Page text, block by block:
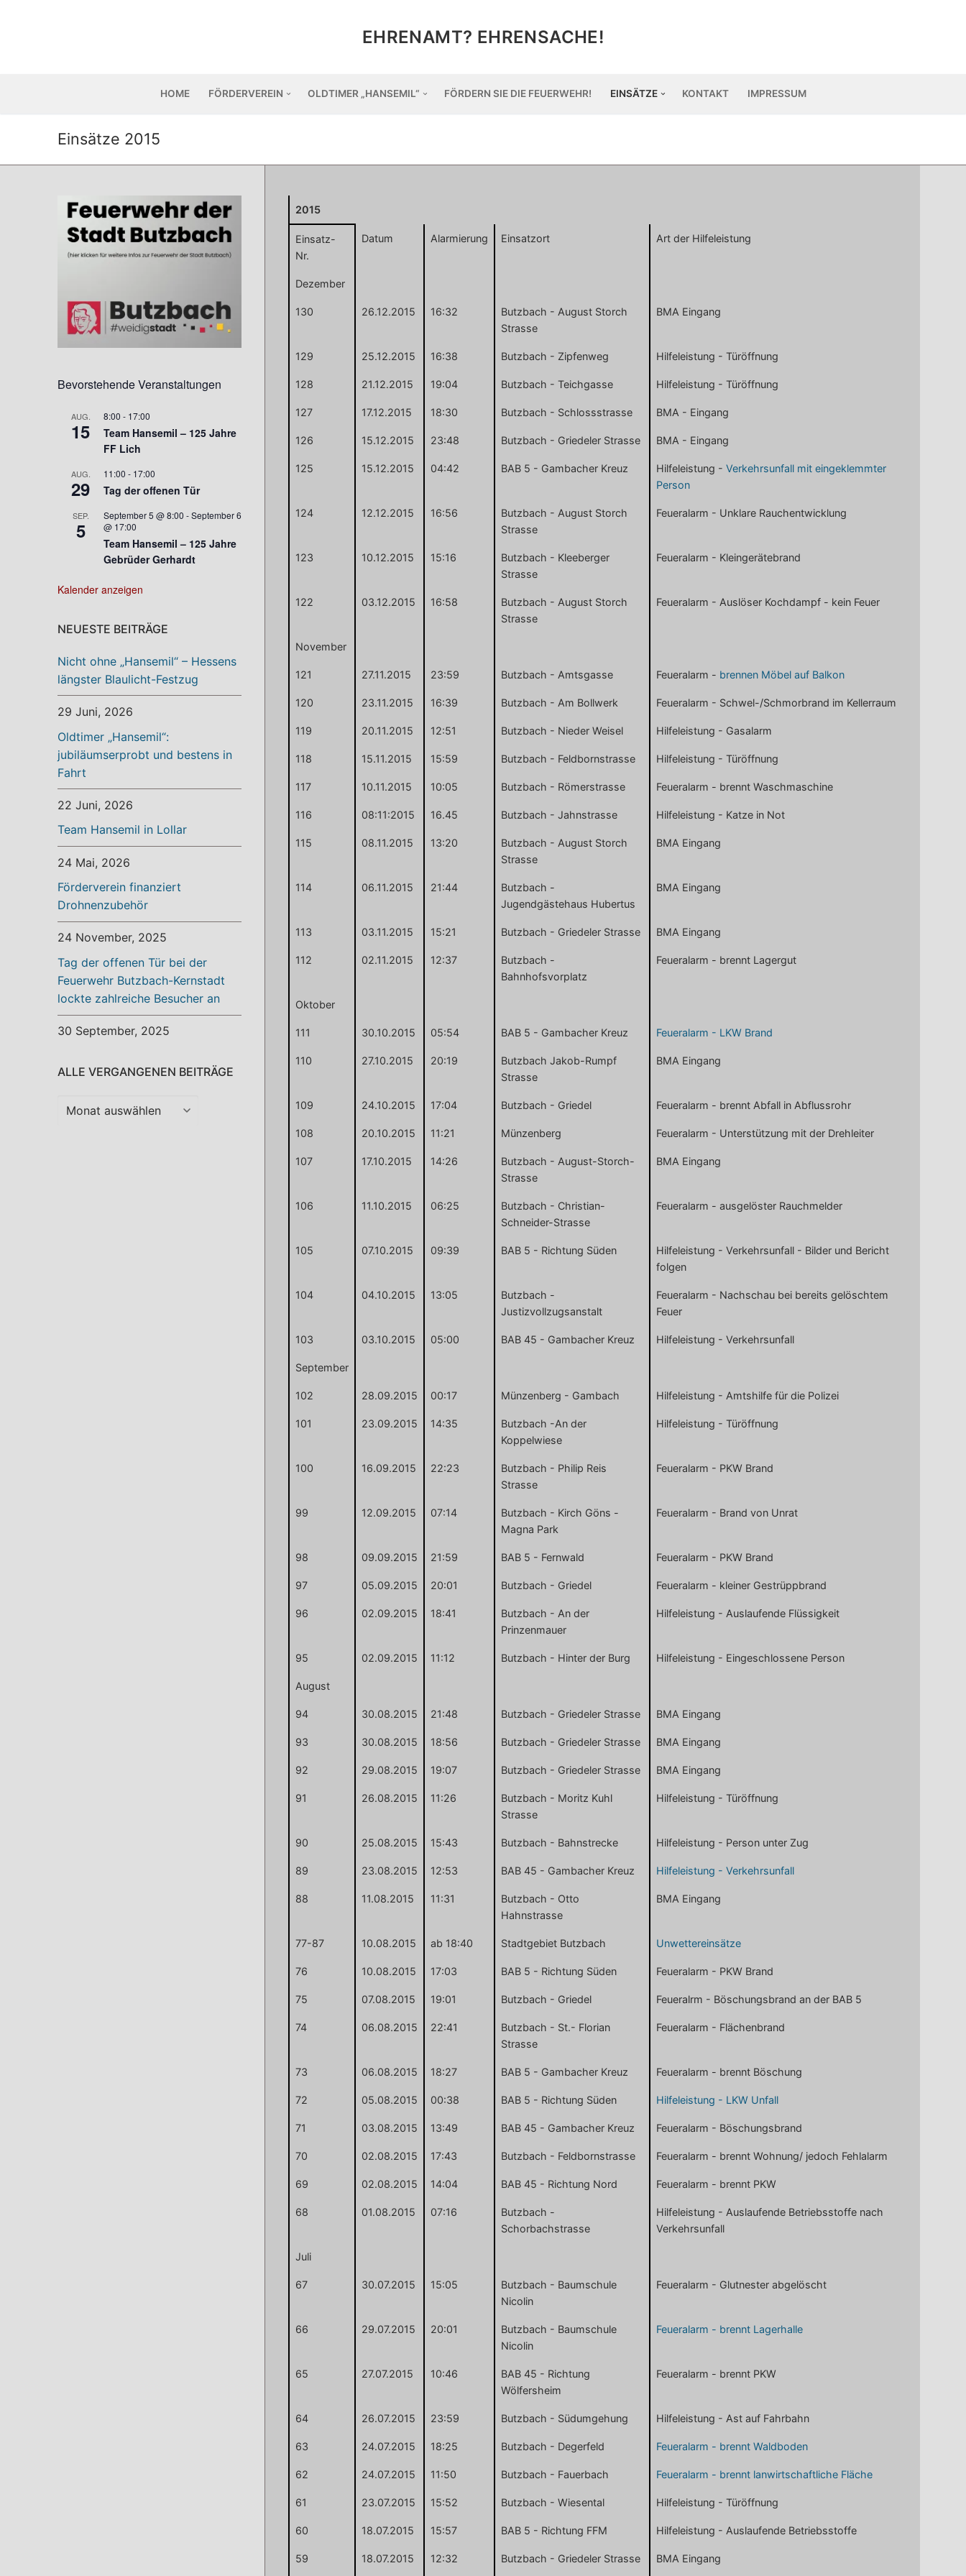
EHRENAMT? EHRENSACHE!
HOME FÖRDERVEREIN OLDTIMER „HANSEMIL“ FÖRDERN SIE DIE FEUERWEHR! EINSÄTZE KONTAKT IMPRESSUM
Einsätze 2015
2015
Einsatz-
Nr.
Datum Alarmierung Einsatzort Art der Hilfeleistung
Dezember
130 26.12.2015 16:32
Butzbach - August Storch
Strasse
BMA Eingang
129 25.12.2015 16:38 Butzbach - Zipfenweg Hilfeleistung - Türöffnung
128 21.12.2015 19:04 Butzbach - Teichgasse Hilfeleistung - Türöffnung
127 17.12.2015 18:30 Butzbach - Schlossstrasse BMA - Eingang
126 15.12.2015 23:48 Butzbach - Griedeler Strasse BMA - Eingang
125 15.12.2015 04:42 BAB 5 - Gambacher Kreuz Hilfeleistung - Verkehrsunfall mit eingeklemmter
Person
124 12.12.2015 16:56
Butzbach - August Storch
Strasse
Feueralarm - Unklare Rauchentwicklung
123 10.12.2015 15:16
Butzbach - Kleeberger
Strasse
Feueralarm - Kleingerätebrand
122 03.12.2015 16:58
Butzbach - August Storch
Strasse
Feueralarm - Auslöser Kochdampf - kein Feuer
November
121 27.11.2015 23:59 Butzbach - Amtsgasse Feueralarm - brennen Möbel auf Balkon
120 23.11.2015 16:39 Butzbach - Am Bollwerk Feueralarm - Schwel-/Schmorbrand im Kellerraum
119 20.11.2015 12:51 Butzbach - Nieder Weisel Hilfeleistung - Gasalarm
118 15.11.2015 15:59 Butzbach - Feldbornstrasse Hilfeleistung - Türöffnung
117 10.11.2015 10:05 Butzbach - Römerstrasse Feueralarm - brennt Waschmaschine
116 08:11:2015 16.45 Butzbach - Jahnstrasse Hilfeleistung - Katze in Not
115 08.11.2015 13:20
Butzbach - August Storch
Strasse
BMA Eingang
114 06.11.2015 21:44
Butzbach -
Jugendgästehaus Hubertus
BMA Eingang
113 03.11.2015 15:21 Butzbach - Griedeler Strasse BMA Eingang
112 02.11.2015 12:37
Butzbach -
Bahnhofsvorplatz
Feueralarm - brennt Lagergut
Oktober
111 30.10.2015 05:54 BAB 5 - Gambacher Kreuz Feueralarm - LKW Brand
110 27.10.2015 20:19
Butzbach Jakob-Rumpf
Strasse
BMA Eingang
109 24.10.2015 17:04 Butzbach - Griedel Feueralarm - brennt Abfall in Abflussrohr
108 20.10.2015 11:21 Münzenberg Feueralarm - Unterstützung mit der Drehleiter
107 17.10.2015 14:26
Butzbach - August-Storch-
Strasse
BMA Eingang
106 11.10.2015 06:25
Butzbach - Christian-
Schneider-Strasse
Feueralarm - ausgelöster Rauchmelder
105 07.10.2015 09:39 BAB 5 - Richtung Süden
Hilfeleistung - Verkehrsunfall - Bilder und Bericht
folgen
104 04.10.2015 13:05
Butzbach -
Justizvollzugsanstalt
Feueralarm - Nachschau bei bereits gelöschtem
Feuer
103 03.10.2015 05:00 BAB 45 - Gambacher Kreuz Hilfeleistung - Verkehrsunfall
September
102 28.09.2015 00:17 Münzenberg - Gambach Hilfeleistung - Amtshilfe für die Polizei
101 23.09.2015 14:35
Butzbach -An der
Koppelwiese
Hilfeleistung - Türöffnung
100 16.09.2015 22:23
Butzbach - Philip Reis
Strasse
Feueralarm - PKW Brand
99 12.09.2015 07:14
Butzbach - Kirch Göns -
Magna Park
Feueralarm - Brand von Unrat
98 09.09.2015 21:59 BAB 5 - Fernwald Feueralarm - PKW Brand
97 05.09.2015 20:01 Butzbach - Griedel Feueralarm - kleiner Gestrüppbrand
96 02.09.2015 18:41
Butzbach - An der
Prinzenmauer
Hilfeleistung - Auslaufende Flüssigkeit
95 02.09.2015 11:12 Butzbach - Hinter der Burg Hilfeleistung - Eingeschlossene Person
August
94 30.08.2015 21:48 Butzbach - Griedeler Strasse BMA Eingang
93 30.08.2015 18:56 Butzbach - Griedeler Strasse BMA Eingang
92 29.08.2015 19:07 Butzbach - Griedeler Strasse BMA Eingang
91 26.08.2015 11:26
Butzbach - Moritz Kuhl
Strasse
Hilfeleistung - Türöffnung
90 25.08.2015 15:43 Butzbach - Bahnstrecke Hilfeleistung - Person unter Zug
89 23.08.2015 12:53 BAB 45 - Gambacher Kreuz Hilfeleistung - Verkehrsunfall
88 11.08.2015 11:31
Butzbach - Otto
Hahnstrasse
BMA Eingang
77-87 10.08.2015 ab 18:40 Stadtgebiet Butzbach Unwettereinsätze
76 10.08.2015 17:03 BAB 5 - Richtung Süden Feueralarm - PKW Brand
75 07.08.2015 19:01 Butzbach - Griedel Feueralrm - Böschungsbrand an der BAB 5
74 06.08.2015 22:41
Butzbach - St.- Florian
Strasse
Feueralarm - Flächenbrand
73 06.08.2015 18:27 BAB 5 - Gambacher Kreuz Feueralarm - brennt Böschung
72 05.08.2015 00:38 BAB 5 - Richtung Süden Hilfeleistung - LKW Unfall
71 03.08.2015 13:49 BAB 45 - Gambacher Kreuz Feueralarm - Böschungsbrand
70 02.08.2015 17:43 Butzbach - Feldbornstrasse Feueralarm - brennt Wohnung/ jedoch Fehlalarm
69 02.08.2015 14:04 BAB 45 - Richtung Nord Feueralarm - brennt PKW
68 01.08.2015 07:16
Butzbach -
Schorbachstrasse
Hilfeleistung - Auslaufende Betriebsstoffe nach
Verkehrsunfall
Juli
67 30.07.2015 15:05
Butzbach - Baumschule
Nicolin
Feueralarm - Glutnester abgelöscht
66 29.07.2015 20:01
Butzbach - Baumschule
Nicolin
Feueralarm - brennt Lagerhalle
65 27.07.2015 10:46
BAB 45 - Richtung
Wölfersheim
Feueralarm - brennt PKW
64 26.07.2015 23:59 Butzbach - Südumgehung Hilfeleistung - Ast auf Fahrbahn
63 24.07.2015 18:25 Butzbach - Degerfeld Feueralarm - brennt Waldboden
62 24.07.2015 11:50 Butzbach - Fauerbach Feueralarm - brennt lanwirtschaftliche Fläche
61 23.07.2015 15:52 Butzbach - Wiesental Hilfeleistung - Türöffnung
60 18.07.2015 15:57 BAB 5 - Richtung FFM Hilfeleistung - Auslaufende Betriebsstoffe
59 18.07.2015 12:32 Butzbach - Griedeler Strasse BMA Eingang
Bevorstehende Veranstaltungen
AUG.
15
8:00 - 17:00
Team Hansemil – 125 Jahre
FF Lich
AUG.
29
11:00 - 17:00
Tag der offenen Tür
SEP.
5
September 5 @ 8:00 -September 6
@ 17:00
Team Hansemil – 125 Jahre
Gebrüder Gerhardt
Kalender anzeigen
NEUESTE BEITRÄGE
Nicht ohne „Hansemil“ – Hessens
längster Blaulicht-Festzug
29 Juni, 2026
Oldtimer „Hansemil“:
jubiläumserprobt und bestens in
Fahrt
22 Juni, 2026
Team Hansemil in Lollar
24 Mai, 2026
Förderverein finanziert
Drohnenzubehör
24 November, 2025
Tag der offenen Tür bei der
Feuerwehr Butzbach-Kernstadt
lockte zahlreiche Besucher an
30 September, 2025
ALLE VERGANGENEN BEITRÄGE
Alle